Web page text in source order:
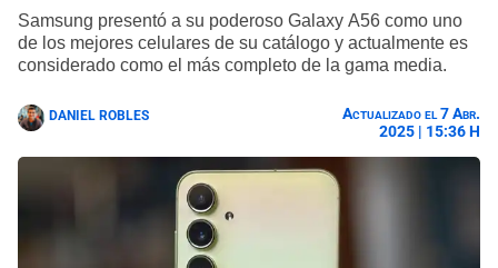
Samsung presentó a su poderoso Galaxy A56 como uno
de los mejores celulares de su catálogo y actualmente es
considerado como el más completo de la gama media.
DANIEL ROBLES
Actualizado el 7 Abr.
2025 | 15:36 H